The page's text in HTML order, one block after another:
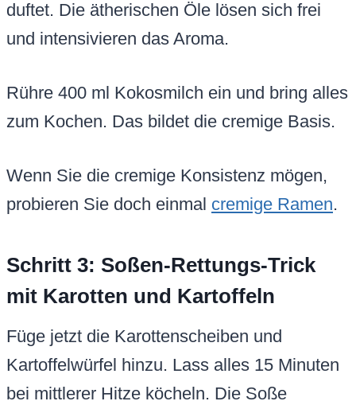
duftet. Die ätherischen Öle lösen sich frei
und intensivieren das Aroma.
Rühre 400 ml Kokosmilch ein und bring alles
zum Kochen. Das bildet die cremige Basis.
Wenn Sie die cremige Konsistenz mögen,
probieren Sie doch einmal cremige Ramen.
Schritt 3: Soßen-Rettungs-Trick
mit Karotten und Kartoffeln
Füge jetzt die Karottenscheiben und
Kartoffelwürfel hinzu. Lass alles 15 Minuten
bei mittlerer Hitze köcheln. Die Soße